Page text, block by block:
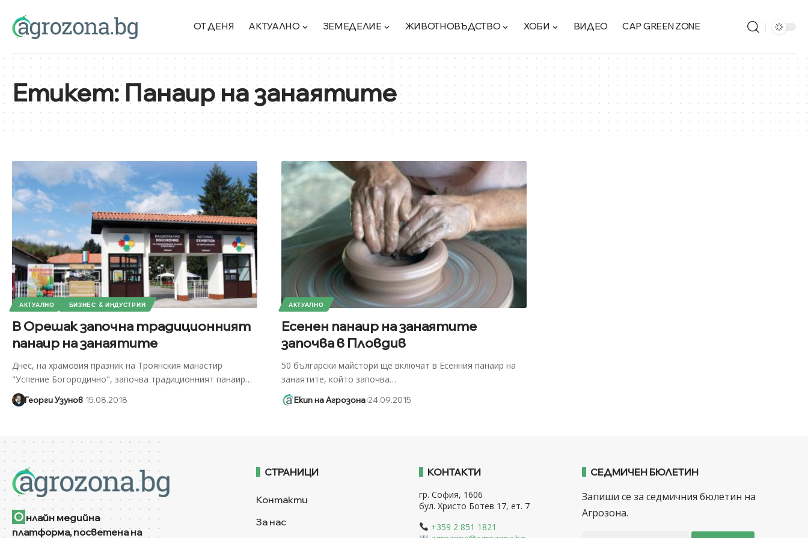
ОТ ДЕНЯ АКТУАЛНО ЗЕМЕДЕЛИЕ ЖИВОТНОВЪДСТВО ХОБИ ВИДЕО CAP GREEN ZONE
Етикет:Панаир на занаятите
АКТУАЛНО БИЗНЕС & ИНДУСТРИЯ
В Орешак започна традиционният
панаир на занаятите
Днес, на храмовия празник на Троянския манастир
"Успение Богородично", започва традиционният панаир…
Георги Узунов 15.08.2018
АКТУАЛНО
Есенен панаир на занаятите
започва в Пловдив
50 български майстори ще включат в Есенния панаир на
занаятите, който започва…
Екип на Агрозона 24.09.2015
О нлайн медийна
платформа, посветена на
СТРАНИЦИ
Контакти
За нас
КОНТАКТИ
гр. София, 1606
бул. Христо Ботев 17, ет. 7
+359 2 851 1821
СЕДМИЧЕН БЮЛЕТИН
Запиши се за седмичния бюлетин на
Агрозона.